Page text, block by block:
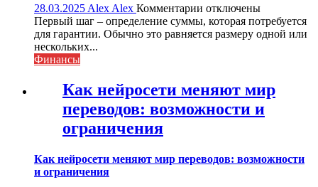
28.03.2025 Alex Alex Комментарии к
записи
Как
договоре
аренды
отключены
Первый шаг – определение суммы, которая потребуется
для гарантии. Обычно это равняется размеру одной или
нескольких...
Финансы
Как нейросети меняют мир
переводов: возможности и
ограничения
Как нейросети меняют мир переводов: возможности
и ограничения